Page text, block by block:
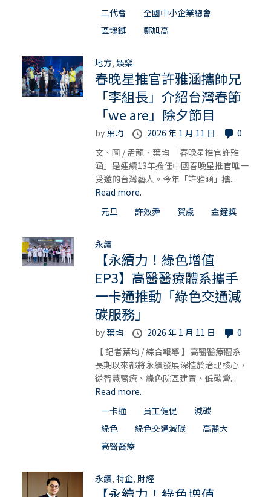
二代會
全國中小企業總會
區塊鏈
鄭旭高
地方,娛樂
春晚星推官許雅涵攜師兄
「李組長」介紹台灣春節
「we are」除夕節目
by葉均 2026 年 1 月 11 日
0
文、圖 / 孟龍、葉均 「春晚星推官許雅
涵」是連續13年擔任中國春晚星推官唯一
受邀的台灣藝人。今年「許雅涵」攜...
Read more.
元旦
許效舜 賀歲 金鐘獎
永續
【永續力！綠色增值
EP3】高醫醫療體系攜手
一卡通推動「綠色交通減
碳服務」
by葉均 2026 年 1 月 11 日
0
【 記者葉均 / 綜合報導 】高醫醫療體系
長期以來都將永續發展深植於治理核心，
從智慧醫療、綠色院區建置、低碳營...
Read more.
一卡通
員工健促
減碳
綠色
綠色交通減碳
高醫大
高醫醫療
永續,特企, 財經